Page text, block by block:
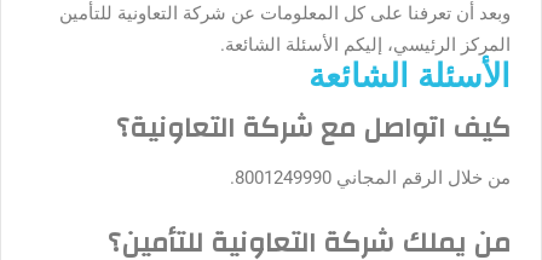
وبعد أن تعرفنا على كل المعلومات عن شركة التعاونية للتأمين
المركز الرئيسي، إليكم الأسئلة الشائعة.
الأسئلة الشائعة
كيف اتواصل مع شركة التعاونية؟
من خلال الرقم المجاني 8001249990.
من يملك شركة التعاونية للتأمين؟